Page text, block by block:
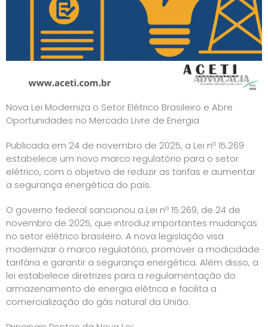
Nova Lei Moderniza o Setor Elétrico Brasileiro e Abre
Oportunidades no Mercado Livre de Energia
Publicada em 24 de novembro de 2025, a Lei nº 15.269
estabelece um novo marco regulatório para o setor
elétrico, com o objetivo de reduzir as tarifas e aumentar
a segurança energética do país.
O governo federal sancionou a Lei nº 15.269, de 24 de
novembro de 2025, que introduz importantes mudanças
no setor elétrico brasileiro. A nova legislação visa
modernizar o marco regulatório, promover a modicidade
tarifária e garantir a segurança energética. Além disso, a
lei estabelece diretrizes para a regulamentação do
armazenamento de energia elétrica e facilita a
comercialização do gás natural da União.